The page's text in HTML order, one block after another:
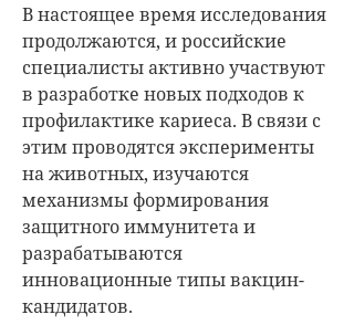
В настоящее время исследования
продолжаются, и российские
специалисты активно участвуют
в разработке новых подходов к
профилактике кариеса. В связи с
этим проводятся эксперименты
на животных, изучаются
механизмы формирования
защитного иммунитета и
разрабатываются
инновационные типы вакцин-
кандидатов.